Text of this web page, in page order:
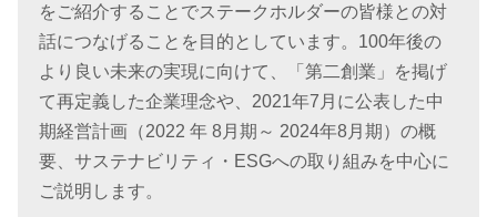
をご紹介することでステークホルダーの皆様との対
話につなげることを目的としています。100年後の
より良い未来の実現に向けて、「第二創業」を掲げ
て再定義した企業理念や、2021年7月に公表した中
期経営計画（2022 年 8月期～ 2024年8月期）の概
要、サステナビリティ・ESGへの取り組みを中心に
ご説明します。